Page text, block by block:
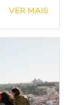
VER MAIS